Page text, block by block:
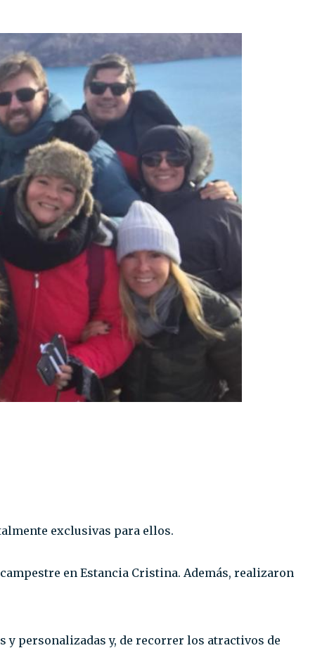
exclusivas para ellos.
en Estancia Cristina. Además, realizaron
y personalizadas y, de recorrer los atractivos de